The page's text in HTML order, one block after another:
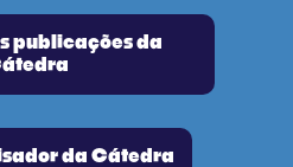
publicações da
da Cátedra